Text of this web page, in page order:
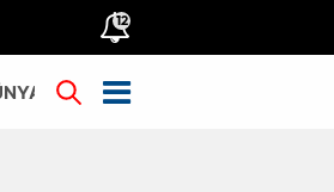
12
TÜRKİYE